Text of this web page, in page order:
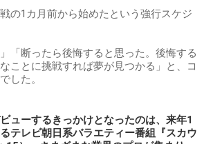
の1カ月前から始めたという強行スケジ
」「断ったら後悔すると思った。後悔する
ことに挑戦すれば夢が見つかる」と、コ
した。
ューするきっかけとなったのは、来年1
テレビ朝日系バラエティー番組『スカウ